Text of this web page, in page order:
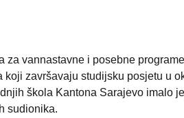
za vannastavne i posebne
završavaju studijsku posjetu u
škola Kantona Sarajevo
sudionika.